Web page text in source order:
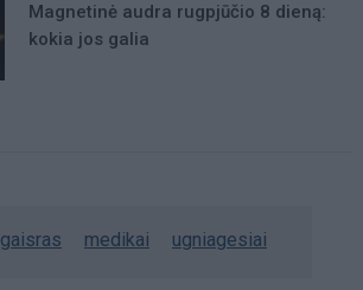
Magnetinė audra rugpjūčio 8 dieną:
kokia jos galia
gaisras medikai ugniagesiai